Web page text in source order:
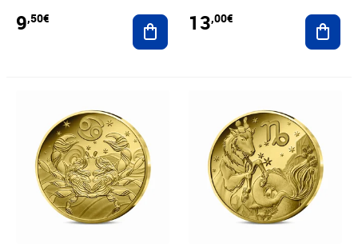
9,50€ Ajouter au panier
13,00€